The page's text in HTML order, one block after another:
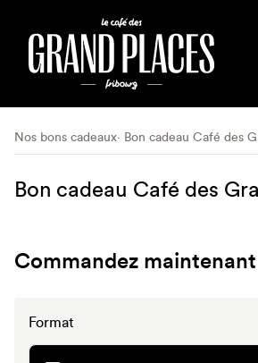
Nos bons cadeaux Bon cadeau Café des
Bon cadeau Café des
Commandez maintenant
Format